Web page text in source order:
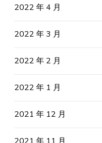
2022 年 4 月
2022 年 3 月
2022 年 2 月
2022 年 1 月
2021 年 12 月